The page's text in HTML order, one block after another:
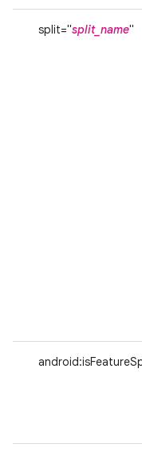
split="split_name"